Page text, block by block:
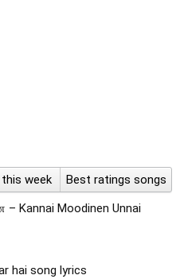
week
Best ratings songs
Moodinen Unnai
hai song lyrics